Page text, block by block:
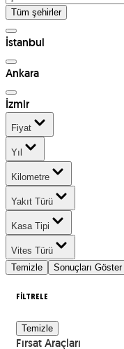
Tüm şehirler
İstanbul
Ankara
İzmir
Fiyat
Yıl
Kilometre
Yakıt Türü
Kasa Tipi
Vites Türü
Temizle
Sonuçları Göster
FİLTRELE
Temizle
Fırsat Araçları